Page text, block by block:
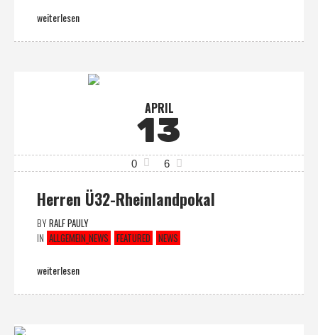
weiterlesen
APRIL
13
0 6
Herren Ü32-Rheinlandpokal
BYRALF PAULY
IN ALLGEMEIN_NEWS FEATURED NEWS
weiterlesen